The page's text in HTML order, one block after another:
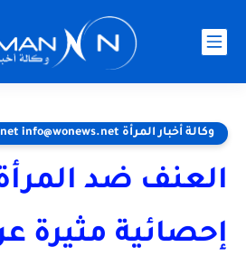
وكالة أخبار المرأة www.wonews.net info@wonews.net
العنف ضد
إحصائية مثيرة